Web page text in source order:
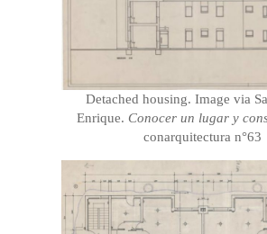
Detached housing. Image via
Enrique. Conocer un lugar y
conarquitectura n°63